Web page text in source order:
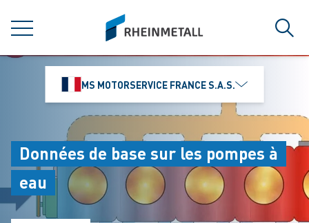
MENU
siteLogo
MS MOTORSERVICE FRANCE S.A.S.
Données de base sur les pompes à
eau